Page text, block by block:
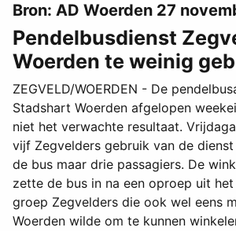
Bron: AD Woerden 27
Pendelbusdienst
Woerden te weinig
ZEGVELD/WOERDEN - De
Stadshart Woerden afgelopen
niet het verwachte resultaat.
vijf Zegvelders gebruik van de
de bus maar drie passagiers. De
zette de bus in na een oproep uit
groep Zegvelders die ook wel eens
Woerden wilde om te kunnen